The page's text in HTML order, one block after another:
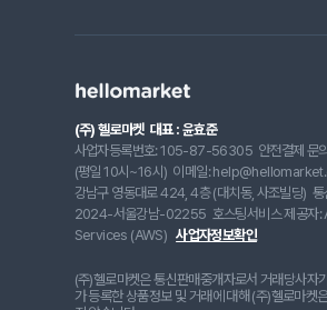
(주) 헬로마켓 대표 : 윤효준
사업자등록번호: 105-87-56305 안전결제
(평일 10시~16시) 이메일:
강남구 영동대로 424, 4층 (대치동, 사조빌딩) 통
2024-서울강남-02255 호스팅서비스 제공
Services (AWS) 사업자정보확인
(주)헬로마켓은 통신판매중개자로서 거래당사자
가 등록한 상품정보 및 거래에 대해 (주)헬로마켓